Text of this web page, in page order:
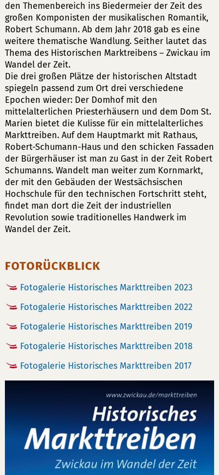
den Themenbereich ins Biedermeier der Zeit des
großen Komponisten der musikalischen Romantik,
Robert Schumann. Ab dem Jahr 2018 gab es eine
weitere thematische Wandlung. Seither lautet das
Thema des Historischen Marktreibens – Zwickau im
Wandel der Zeit.
Die drei großen Plätze der historischen Altstadt
spiegeln passend zum Ort drei verschiedene
Epochen wieder: Der Domhof mit den
mittelalterlichen Priesterhäusern und dem Dom St.
Marien bietet die Kulisse für ein mittelalterliches
Markttreiben. Auf dem Hauptmarkt mit Rathaus,
Robert-Schumann-Haus und den schicken Fassaden
der Bürgerhäuser ist man zu Gast in der Zeit Robert
Schumanns. Wandelt man weiter zum Kornmarkt,
der mit den Gebäuden der Westsächsischen
Hochschule für den technischen Fortschritt steht,
findet man dort die Zeit der industriellen
Revolution sowie traditionelles Handwerk im
Wandel der Zeit.
FOTORÜCKBLICK
Fotogalerie Historisches Markttreiben 2023
Fotogalerie Historisches Markttreiben 2022
Fotogalerie Historisches Markttreiben 2019
Fotogalerie Historisches Markttreiben 2018
Fotogalerie Historisches Markttreiben 2017